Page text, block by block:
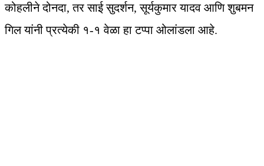
कोहलीने दोनदा, तर साई सुदर्शन, सूर्यकुमार यादव आणि शुबमन
गिल यांनी प्रत्येकी १-१ वेळा हा टप्पा ओलांडला आहे.